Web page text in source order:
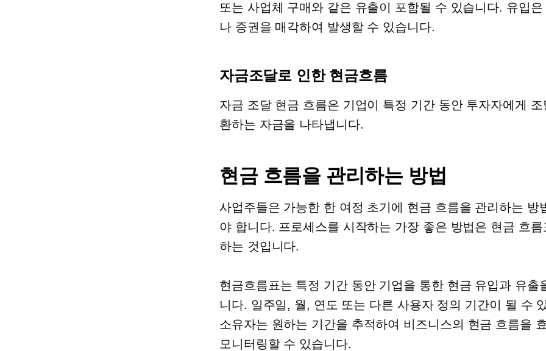
또는 사업체 구매와 같은 유출이 포함될 수 있습니다. 유입
나 증권을 매각하여 발생할 수 있습니다.
자금조달로 인한 현금흐름
자금 조달 현금 흐름은 기업이 특정 기간 동안 투자자에게
환하는 자금을 나타냅니다.
현금 흐름을 관리하는 방법
사업주들은 가능한 한 여정 초기에 현금 흐름을 관리하는 방
야 합니다. 프로세스를 시작하는 가장 좋은 방법은 현금 흐름
하는 것입니다.
현금흐름표는 특정 기간 동안 기업을 통한 현금 유입과 유출
니다. 일주일, 월, 연도 또는 다른 사용자 정의 기간이 될 수
소유자는 원하는 기간을 추적하여 비즈니스의 현금 흐름을
모니터링할 수 있습니다.